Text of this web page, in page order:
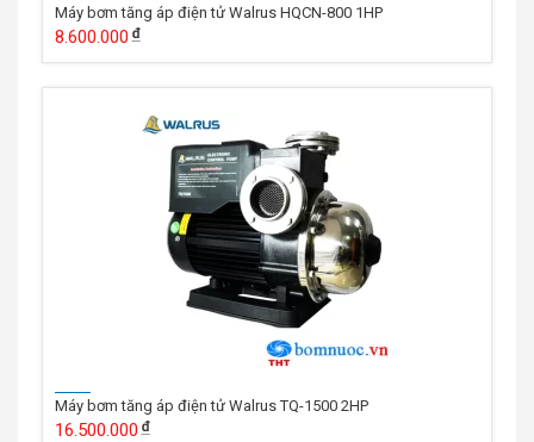
Máy bơm tăng áp điện tử Walrus HQCN-800 1HP
8.600.000
Máy bơm tăng áp điện tử Walrus TQ-1500 2HP
16.500.000